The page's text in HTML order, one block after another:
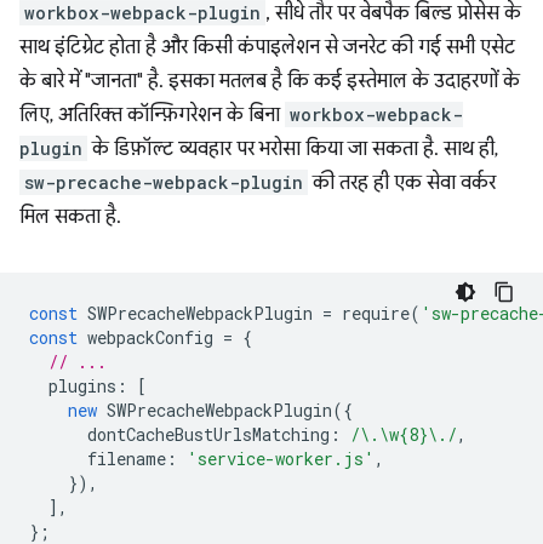
workbox-webpack-plugin , सीधे तौर पर वेबपैक बिल्ड प्रोसेस के
साथ इंटिग्रेट होता है और किसी कंपाइलेशन से जनरेट की गई सभी एसेट
के बारे में "जानता" है. इसका मतलब है कि कई इस्तेमाल के उदाहरणों के
लिए, अतिरिक्त कॉन्फ़िगरेशन के बिना workbox-webpack-
plugin के डिफ़ॉल्ट व्यवहार पर भरोसा किया जा सकता है. साथ ही,
sw-precache-webpack-plugin की तरह ही एक सेवा वर्कर
मिल सकता है.
const SWPrecacheWebpackPlugin = require( 'sw-
const webpackConfig = {
// ...
plugins :
[
new SWPrecacheWebpackPlugin({
dontCacheBustUrlsMatching : /\.\w{8}\./,
filename : 'service-worker.js' ,
}),
],
};